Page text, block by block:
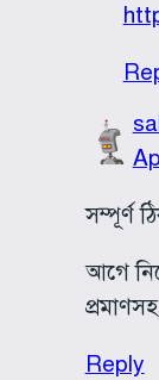
সম্পূর্ণ
আগে
Reply